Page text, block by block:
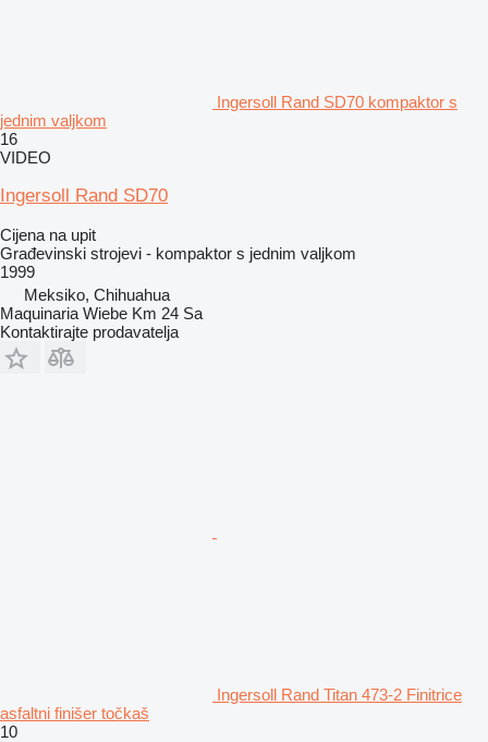
Ingersoll Rand SD70 kompaktor s
jednim valjkom
16
VIDEO
Ingersoll Rand SD70
Cijena na upit
Građevinski strojevi - kompaktor s jednim valjkom
1999
Meksiko, Chihuahua
Maquinaria Wiebe Km 24 Sa
Kontaktirajte prodavatelja
Ingersoll Rand Titan 473-2 Finitrice
asfaltni finišer točkaš
10